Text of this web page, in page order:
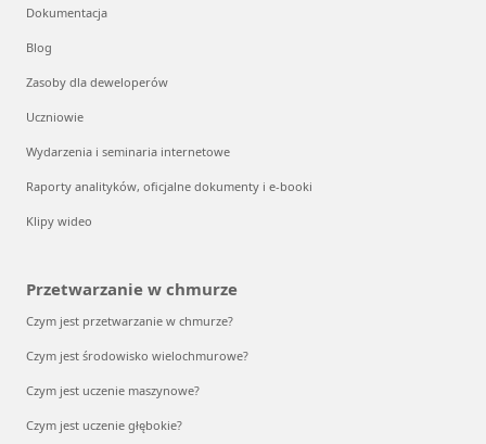
Dokumentacja
Blog
Zasoby dla deweloperów
Uczniowie
Wydarzenia i seminaria internetowe
Raporty analityków, oficjalne dokumenty i e-booki
Klipy wideo
Przetwarzanie w chmurze
Czym jest przetwarzanie w chmurze?
Czym jest środowisko wielochmurowe?
Czym jest uczenie maszynowe?
Czym jest uczenie głębokie?